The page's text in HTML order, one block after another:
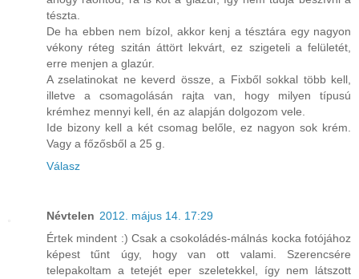
tészta.
De ha ebben nem bízol, akkor kenj a tésztára egy nagyon
vékony réteg szitán áttört lekvárt, ez szigeteli a felületét,
erre menjen a glazúr.
A zselatinokat ne keverd össze, a Fixből sokkal több kell,
illetve a csomagolásán rajta van, hogy milyen típusú
krémhez mennyi kell, én az alapján dolgozom vele.
Ide bizony kell a két csomag belőle, ez nagyon sok krém.
Vagy a főzősből a 25 g.
Válasz
Névtelen 2012. május 14. 17:29
Értek mindent :) Csak a csokoládés-málnás kocka fotójához
képest tűnt úgy, hogy van ott valami. Szerencsére
telepakoltam a tetejét eper szeletekkel, így nem látszott